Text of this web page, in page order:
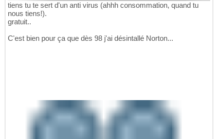
tiens tu te sert d'un anti virus (ahhh consommation, quand tu
nous tiens!).
gratuit..
C'est bien pour ça que dès 98 j'ai désintallé Norton...